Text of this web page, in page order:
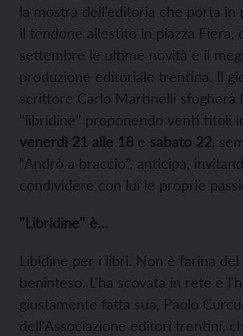
la mostra dell’editoria che porta in
il tendone allestito in piazza Fiera,
settembre le ultime novità e il
produzione editoriale trentina. Il
scrittore Carlo Martinelli sfogherà
“libridine” proponendo venti titoli
venerdì 21 alle 18 e sabato 22 ,
“Andrò a braccio”, anticipa,
condividere con lui le proprie
"Libridine" è…
Libidine per i libri. Non è farina del
beninteso. L'ha scovata in rete e
giustamente fatta sua, Paolo
dell'Associazione editori trentini,